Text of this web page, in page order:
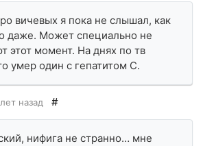
вичевых я пока не слышал, как
даже. Может специально не
этот момент. На днях по тв
умер один с гепатитом С.
назад #
нифига не странно… мне